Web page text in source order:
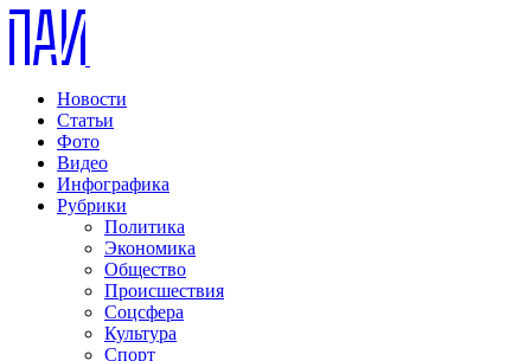
Новости
Статьи
Фото
Видео
Инфографика
Рубрики
Политика
Экономика
Общество
Происшествия
Соцсфера
Культура
Спорт